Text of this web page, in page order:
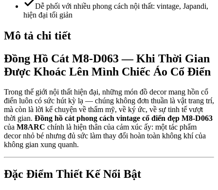
Dễ phối với nhiều phong cách nội thất: vintage, Japandi,
hiện đại tối giản
Mô tả chi tiết
Đồng Hồ Cát M8-D063 — Khi Thời Gian
Được Khoác Lên Mình Chiếc Áo Cổ Điển
Trong thế giới nội thất hiện đại, những món đồ decor mang hồn cổ
điển luôn có sức hút kỳ lạ — chúng không đơn thuần là vật trang trí,
mà còn là lời kể chuyện về thẩm mỹ, về ký ức, về sự tinh tế vượt
thời gian. Đồng hồ cát phong cách vintage cổ điển đẹp M8-D063
của M8ARC chính là hiện thân của cảm xúc ấy: một tác phẩm
decor nhỏ bé nhưng đủ sức làm thay đổi hoàn toàn không khí của
không gian xung quanh.
Đặc Điểm Thiết Kế Nổi Bật